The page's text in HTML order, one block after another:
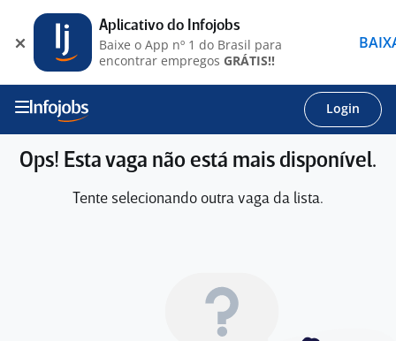
Login
Ops! Esta vaga não está mais disponível.
Tente selecionando outra vaga da lista.
Aplicativo do Infojobs
Baixe o App nº 1 do Brasil para
encontrar empregos GRÁTIS!!